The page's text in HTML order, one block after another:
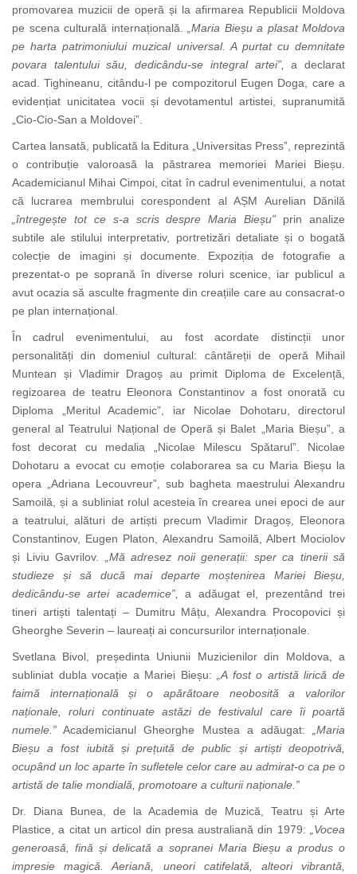
promovarea muzicii de operă și la afirmarea Republicii Moldova
pe scena culturală internațională.
„Maria Bieșu a plasat Moldova
pe harta patrimoniului muzical universal. A purtat cu demnitate
povara talentului său, dedicându-se integral artei”,a declarat
acad. Tighineanu, citându-l pe compozitorul Eugen Doga, care a
evidențiat unicitatea vocii și devotamentul artistei, supranumită
„Cio-Cio-San a Moldovei”.
Cartea lansată, publicată la Editura „Universitas Press”, reprezintă
o contribuție valoroasă la păstrarea memoriei Mariei Bieșu.
Academicianul Mihai Cimpoi, citat în cadrul evenimentului, a notat
că lucrarea membrului corespondent al AȘM Aurelian Dănilă
„întregește tot ce s-a scris despre Maria Bieșu” prin analize
subtile ale stilului interpretativ, portretizări detaliate și o bogată
colecție de imagini și documente. Expoziția de fotografie a
prezentat-o pe soprană în diverse roluri scenice, iar publicul a
avut ocazia să asculte fragmente din creațiile care au consacrat-o
pe plan internațional.
În cadrul evenimentului, au fost acordate distincții unor
personalități din domeniul cultural: cântăreții de operă Mihail
Muntean și Vladimir Dragoș au primit Diploma de Excelență,
regizoarea de teatru Eleonora Constantinov a fost onorată cu
Diploma „Meritul Academic”, iar Nicolae Dohotaru, directorul
general al Teatrului Național de Operă și Balet „Maria Bieșu”, a
fost decorat cu medalia „Nicolae Milescu Spătarul”. Nicolae
Dohotaru a evocat cu emoție colaborarea sa cu Maria Bieșu la
opera „Adriana Lecouvreur”, sub bagheta maestrului Alexandru
Samoilă, și a subliniat rolul acesteia în crearea unei epoci de aur
a teatrului, alături de artiști precum Vladimir Dragoș, Eleonora
Constantinov, Eugen Platon, Alexandru Samoilă, Albert Mociolov
și Liviu Gavrilov.
„Mă adresez noii generații: sper ca tinerii să
studieze și să ducă mai departe moștenirea Mariei Bieșu,
dedicându-se artei academice”,
a adăugat el, prezentând trei
tineri artiști talentați – Dumitru Mâțu, Alexandra Procopovici și
Gheorghe Severin – laureați ai concursurilor internaționale.
Svetlana Bivol, președinta Uniunii Muzicienilor din Moldova, a
subliniat dubla vocație a Mariei Bieșu:
„A fost o artistă lirică de
faimă internațională și o apărătoare neobosită a valorilor
naționale, roluri continuate astăzi de festivalul care îi poartă
numele.” Academicianul Gheorghe Mustea a adăugat:
„Maria
Bieșu a fost iubită și prețuită de public și artiști deopotrivă,
ocupând un loc aparte în sufletele celor care au admirat-o ca pe o
artistă de talie mondială, promotoare a culturii naționale.”
Dr. Diana Bunea, de la Academia de Muzică, Teatru și Arte
Plastice, a citat un articol din presa australiană din 1979:
„Vocea
generoasă, fină și delicată a sopranei Maria Bieșu a produs o
impresie magică. Aeriană, uneori catifelată, alteori vibrantă,